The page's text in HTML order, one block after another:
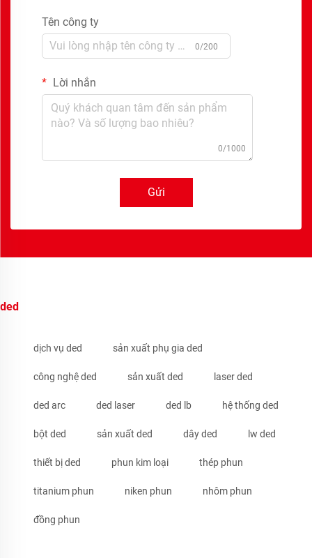
Tên công ty
0/200
Lời nhắn
0/1000
Gửi
ded
dịch vụ ded sản xuất phụ gia ded
công nghệ ded sản xuất ded laser ded
ded arc ded laser ded lb hệ thống ded
bột ded sản xuất ded dây ded lw ded
thiết bị ded phun kim loại thép phun
titanium phun niken phun nhôm phun
đồng phun